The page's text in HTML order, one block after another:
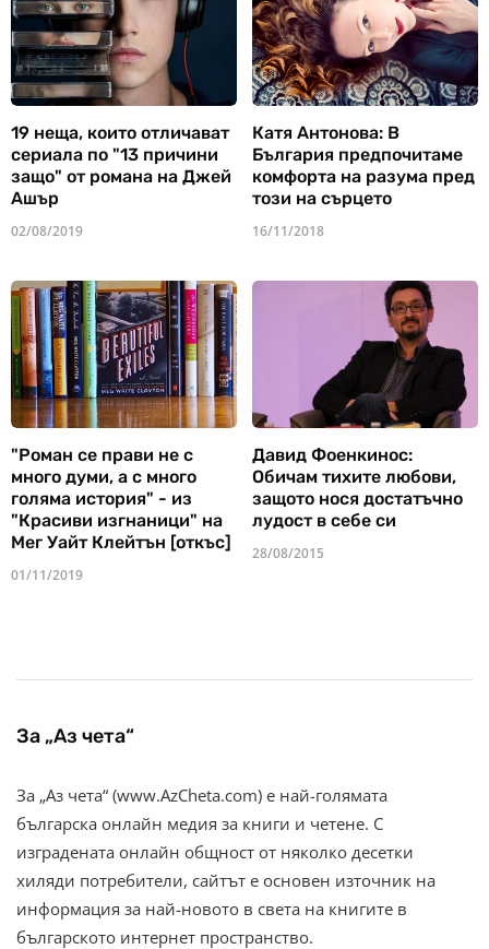
19 неща, които отличават
сериала по "13 причини
защо" от романа на Джей
Ашър
02/08/2019
Катя Антонова: В
България предпочитаме
комфорта на разума пред
този на сърцето
16/11/2018
"Роман се прави не с
много думи, а с много
голяма история" - из
"Красиви изгнаници" на
Мег Уайт Клейтън [откъс]
01/11/2019
Давид Фоенкинос:
Обичам тихите любови,
защото нося достатъчно
лудост в себе си
28/08/2015
За „Аз чета“
За „Аз чета“ (www.AzCheta.com) е най-голямата
българска онлайн медия за книги и четене. С
изградената онлайн общност от няколко десетки
хиляди потребители, сайтът е основен източник на
информация за най-новото в света на книгите в
българското интернет пространство.